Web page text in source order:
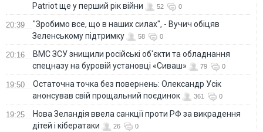
Patriot ще у перший рік війни
52 0
20:39
"Зробимо все, що в наших силах", - Вучич обіцяв
Зеленському підтримку
58 0
20:16
ВМС ЗСУ знищили російські об'єкти та обладнання
спецназу на буровій установці «Сиваш»
79 0
19:50
Остаточна точка без повернень: Олександр Усік
анонсував свій прощальний поєдинок
361 0
19:25
Нова Зеландія ввела санкції проти РФ за викрадення
дітей і кібератаки
26 0